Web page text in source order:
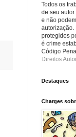
Todos os
de seu autor
e não
autorização.
protegidos
é crime
Código
Direitos
Destaques
Charges